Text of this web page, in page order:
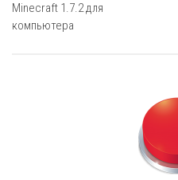
Minecraft 1.7.2 для
компьютера